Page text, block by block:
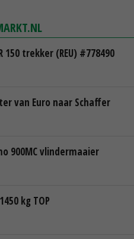
150 trekker (REU) #778490
van Euro naar Schaffer
900MC vlindermaaier
kg TOP